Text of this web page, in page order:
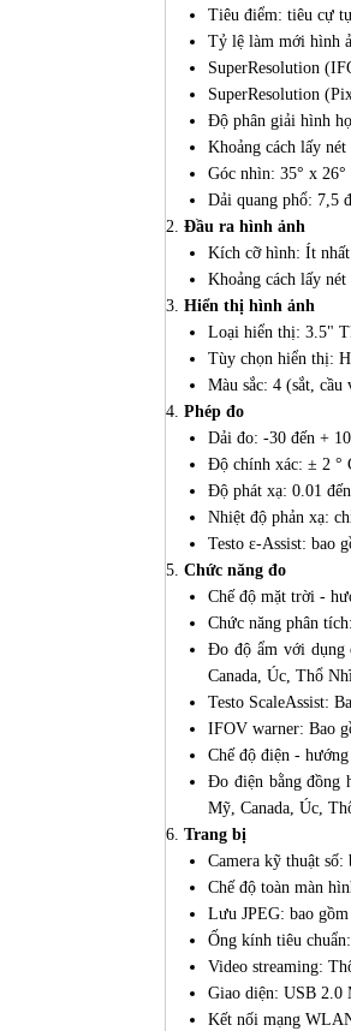
Tiêu điểm: tiêu cự
Tỷ lệ làm mới hình
SuperResolution
SuperResolution
Độ phân giải hình
Khoảng cách lấy
Góc nhìn: 35° x 26°
Dải quang phổ: 7,5
Đầu ra hình ảnh
Kích cỡ hình: Ít
Khoảng cách lấy
Hiển thị hình ảnh
Loại hiển thị: 3.5"
Tùy chọn hiển thị:
Màu sắc: 4 (sắt,
Phép đo
Dải đo: -30 đến +
Độ chính xác: ± 2 °
Độ phát xạ: 0.01
Nhiệt độ phản xạ:
Testo ε-Assist: bao
Chức năng đo
Chế độ mặt trời -
Chức năng phân
Đo độ ẩm với dụng
Canada, Úc, Thổ
Testo ScaleAssist:
IFOV warner: Bao
Chế độ điện -
Đo điện bằng đồng
Mỹ, Canada, Úc,
Trang bị
Camera kỹ thuật số:
Chế độ toàn màn
Lưu JPEG: bao gồm
Ống kính tiêu
Video streaming:
Giao diện: USB 2.0
Kết nối mạng